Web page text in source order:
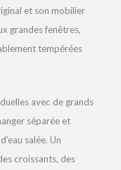
et son mobilier
grandes fenêtres,
tempérées
avec de grands
séparée et
salée. Un
croissants, des